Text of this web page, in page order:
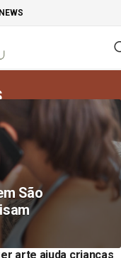
São
arte ajuda crianças